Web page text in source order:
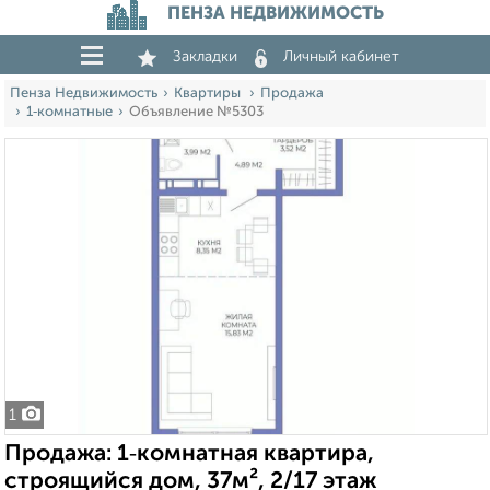
ПЕНЗА НЕДВИЖИМОСТЬ
Закладки Личный кабинет
Пенза Недвижимость Квартиры
Продажа
1‑комнатные
Объявление №5303
1
Продажа: 1‑комнатная квартира,
строящийся дом, 37м², 2/17 этаж